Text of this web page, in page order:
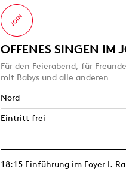
OFFENES SINGEN IM
Für den Feierabend, für
mit Babys und alle anderen
Nord
Eintritt frei
18:15 Einführung im Foyer I.